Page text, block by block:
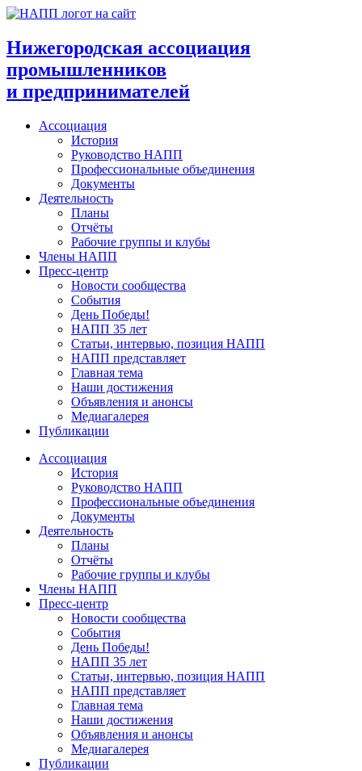
Перейти
содержимому
Нижегородская ассоциация
промышленников
и предпринимателей
Ассоциация
История
Руководство НАПП
Профессиональные объединения
Документы
Деятельность
Планы
Отчёты
Рабочие группы и клубы
Члены НАПП
Пресс-центр
Новости сообщества
События
День Победы!
НАПП 35 лет
Статьи, интервью, позиция НАПП
НАПП представляет
Главная тема
Наши достижения
Объявления и анонсы
Медиагалерея
Публикации
Ассоциация
История
Руководство НАПП
Профессиональные объединения
Документы
Деятельность
Планы
Отчёты
Рабочие группы и клубы
Члены НАПП
Пресс-центр
Новости сообщества
События
День Победы!
НАПП 35 лет
Статьи, интервью, позиция НАПП
НАПП представляет
Главная тема
Наши достижения
Объявления и анонсы
Медиагалерея
Публикации